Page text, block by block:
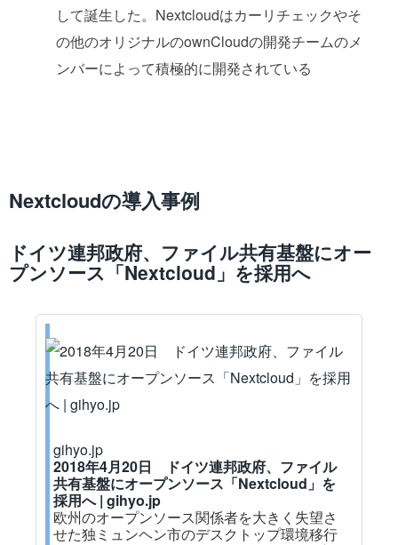
して誕生した。Nextcloudはカーリチェックやそ
の他のオリジナルのownCloudの開発チームのメ
ンバーによって積極的に開発されている
Nextcloudの導入事例
ドイツ連邦政府、ファイル共有基盤にオー
プンソース「Nextcloud」を採用へ
gihyo.jp
2018年4月20日 ドイツ連邦政府、ファイル
共有基盤にオープンソース「Nextcloud」を
採用へ | gihyo.jp
欧州のオープンソース関係者を大きく失望さ
せた独ミュンヘン市のデスクトップ環境移行